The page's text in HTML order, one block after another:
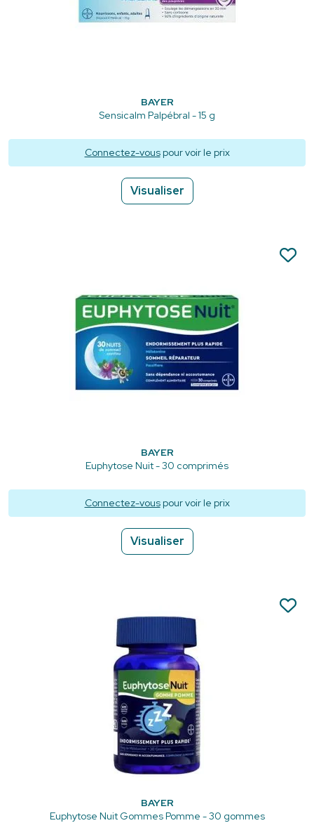
BAYER
Sensicalm Palpébral - 15 g
Connectez-vouspour voir le prix
Visualiser
BAYER
Euphytose Nuit - 30 comprimés
Connectez-vouspour voir le prix
Visualiser
BAYER
Euphytose Nuit Gommes Pomme - 30 gommes